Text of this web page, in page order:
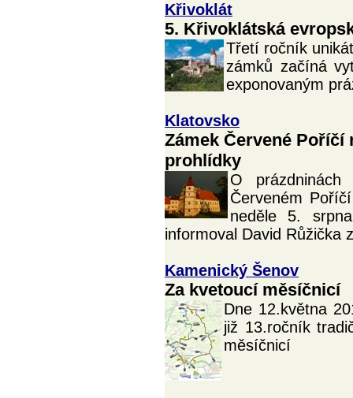
Křivoklát
5. Křivoklátská
Třetí ročník
zámků začíná
exponovaným
Klatovsko
Zámek Červené Poříčí
prohlídky
O
Červeném
neděle 5.
informoval David Růžička
Kamenický Šenov
Za kvetoucí měsíčnicí
Dne 12.května
již 13.ročník
měsíčnicí